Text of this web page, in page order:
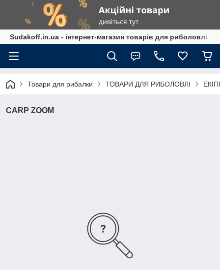
Sudakoff.in.ua - інтернет-магазин товарів для риболовлі
Товари для рибалки ТОВАРИ ДЛЯ РИБОЛОВЛІ
CARP ZOOM